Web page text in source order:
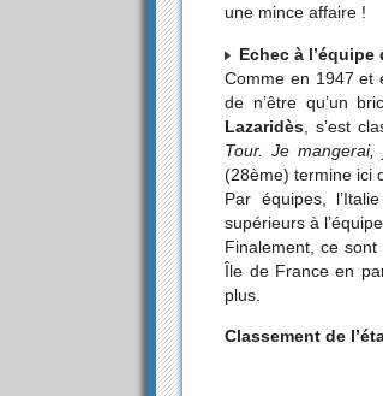
une mince affaire !
Echec à l’équipe
Comme en 1947 et
de n’être qu’un
Lazaridès , s’est
Tour. Je
(28ème) termine ici
Par équipes,
supérieurs à
Finalement, ce
Île de France en
plus.
Classement de